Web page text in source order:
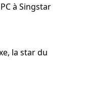
à Singstar
la star du